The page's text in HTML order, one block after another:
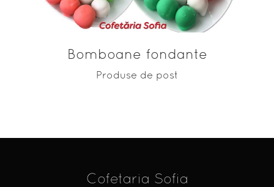
Bomboane fondante
Produse de post
Cofetaria Sofia